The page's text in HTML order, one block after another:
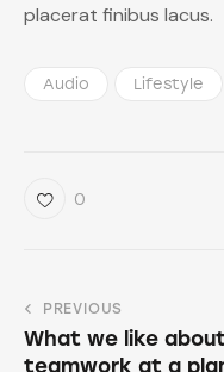
placerat finibus lacus.
Audio Lifestyle
0
PREVIOUS
What we like
teamwork at a